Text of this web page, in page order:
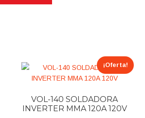
VOL-140 SOLDADORA
INVERTER MMA 120A 120V
¡Oferta!